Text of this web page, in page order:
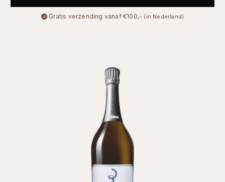
Gratis verzending vanaf €100,- (in Nederland)